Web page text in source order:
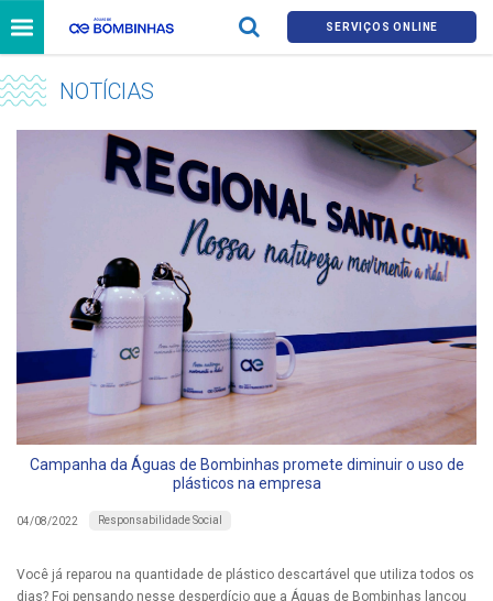
SERVIÇOS ONLINE
NOTÍCIAS
Campanha da Águas de Bombinhas promete diminuir o uso de
plásticos na empresa
04/08/2022 Responsabilidade Social
Você já reparou na quantidade de plástico descartável que utiliza todos os
dias? Foi pensando nesse desperdício que a Águas de Bombinhas lançou